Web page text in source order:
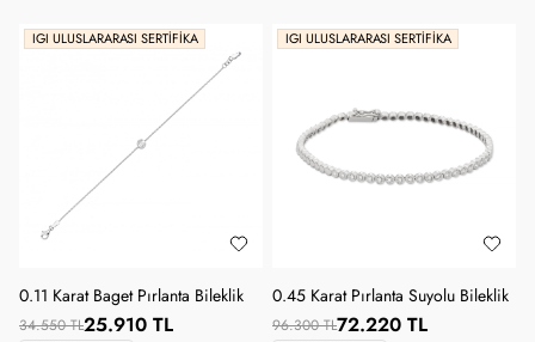
IGI ULUSLARARASI SERTIFIKA
0.11 Karat Baget Pırlanta Bileklik
34.550 TL25.910 TL
IGI ULUSLARARASI SERTIFIKA
0.45 Karat Pırlanta Suyolu Bileklik
96.300 TL72.220 TL